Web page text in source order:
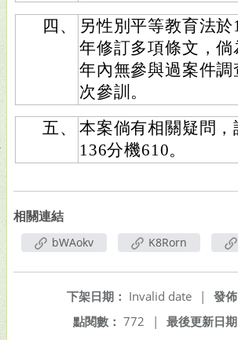
四、
另性別平等教育法
年修訂多項條文，
年內無參與過案件
次參訓。
五、
本案倘有相關疑問
136分機610。
相關連結
bWAokv K8Rorn
發
下架日期： Invalid date
|
最後更新日期
點閱數： 772 |